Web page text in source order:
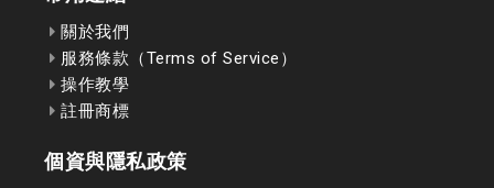
關於我們
服務條款（Terms of Service）
操作教學
註冊商標
個資與隱私政策